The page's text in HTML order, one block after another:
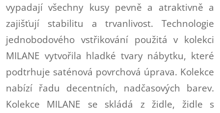
vypadají všechny kusy pevně a atraktivně a
zajišťují stabilitu a trvanlivost. Technologie
jednobodového vstřikování použitá v kolekci
MILANE vytvořila hladké tvary nábytku, které
podtrhuje saténová povrchová úprava. Kolekce
nabízí řadu decentních, nadčasových barev.
Kolekce MILANE se skládá z židle, židle s